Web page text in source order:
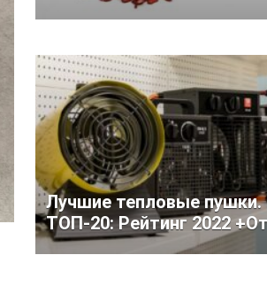
Лучшие тепловые пушки.
ТОП-20: Рейтинг 2022